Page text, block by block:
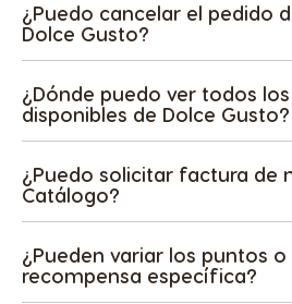
¿Puedo cancelar el pedido
Dolce Gusto?
¿Dónde puedo ver todos
disponibles de Dolce Gusto?
¿Puedo solicitar factura de
Catálogo?
¿Pueden variar los puntos
recompensa específica?